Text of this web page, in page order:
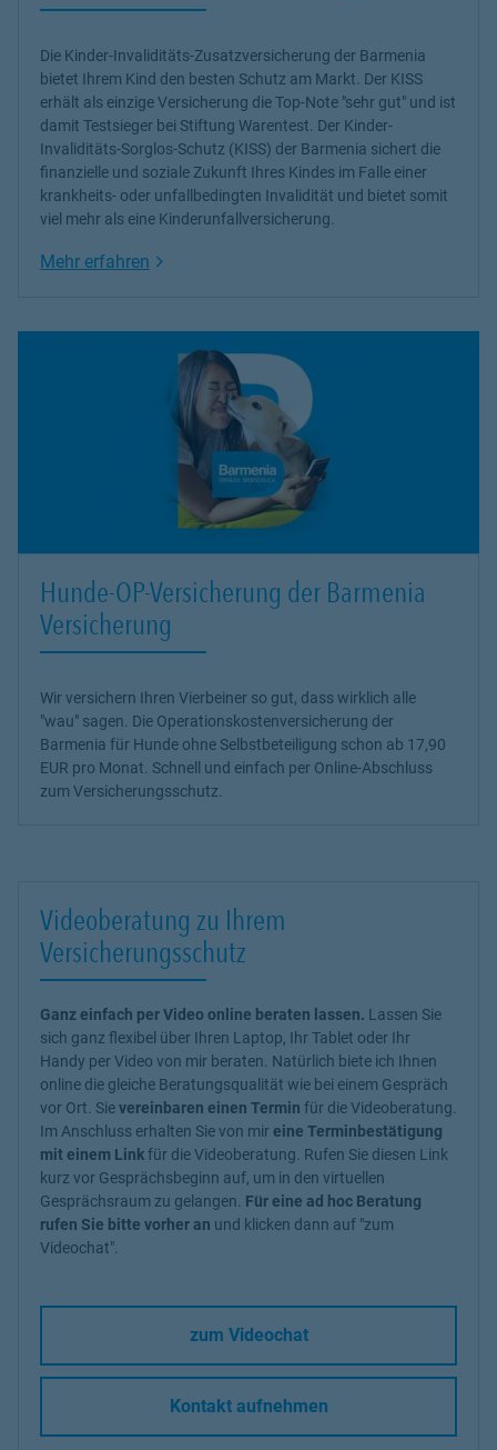
Die Kinder-Invaliditäts-Zusatzversicherung der Barmenia
bietet Ihrem Kind den besten Schutz am Markt. Der KISS
erhält als einzige Versicherung die Top-Note "sehr gut" und ist
damit Testsieger bei Stiftung Warentest. Der Kinder-
Invaliditäts-Sorglos-Schutz (KISS) der Barmenia sichert die
finanzielle und soziale Zukunft Ihres Kindes im Falle einer
krankheits- oder unfallbedingten Invalidität und bietet somit
viel mehr als eine Kinderunfallversicherung.
Mehr erfahren Link Opens in New Tab
Hunde-OP-Versicherung der Barmenia
Versicherung
Wir versichern Ihren Vierbeiner so gut, dass wirklich alle
"wau" sagen. Die Operationskostenversicherung der
Barmenia für Hunde ohne Selbstbeteiligung schon ab 17,90
EUR pro Monat. Schnell und einfach per Online-Abschluss
zum Versicherungsschutz.
Videoberatung zu Ihrem
Versicherungsschutz
Ganz einfach per Video online beraten lassen. Lassen Sie
sich ganz flexibel über Ihren Laptop, Ihr Tablet oder Ihr
Handy per Video von mir beraten. Natürlich biete ich Ihnen
online die gleiche Beratungsqualität wie bei einem Gespräch
vor Ort. Sievereinbaren einen Termin für die Videoberatung.
Im Anschluss erhalten Sie von mireine Terminbestätigung
mit einem Linkfür die Videoberatung. Rufen Sie diesen Link
kurz vor Gesprächsbeginn auf, um in den virtuellen
Gesprächsraum zu gelangen. Für eine ad hoc Beratung
rufen Sie bitte vorher an und klicken dann auf "zum
Videochat".
zum Videochat
Kontakt aufnehmen